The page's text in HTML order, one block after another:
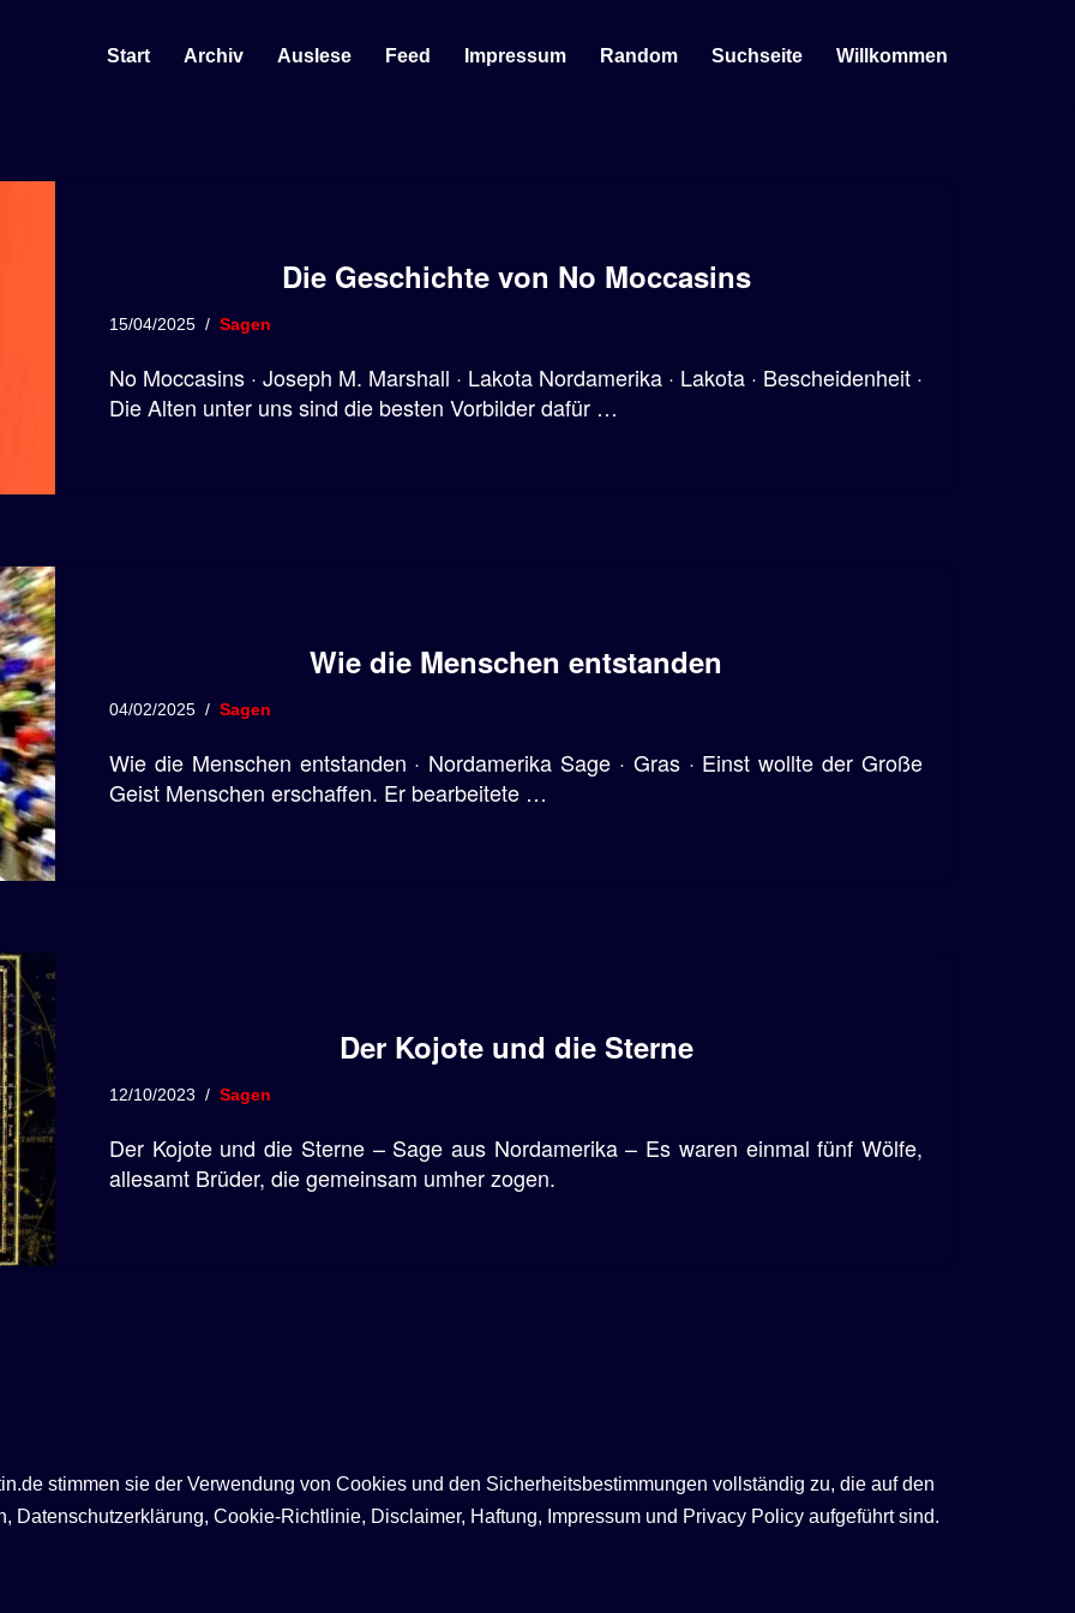
Start Archiv Auslese Feed Impressum Random Suchseite Willkommen
Die Geschichte von No Moccasins
15/04/2025 Sagen
No Moccasins · Joseph M. Marshall · Lakota Nordamerika · Lakota · Bescheidenheit ·
Die Alten unter uns sind die besten Vorbilder dafür …
Wie die Menschen entstanden
04/02/2025 Sagen
Wie die Menschen entstanden · Nordamerika Sage · Gras · Einst wollte der Große
Geist Menschen erschaffen. Er bearbeitete …
Der Kojote und die Sterne
12/10/2023 Sagen
Der Kojote und die Sterne – Sage aus Nordamerika – Es waren einmal fünf Wölfe,
allesamt Brüder, die gemeinsam umher zogen.
stimmen sie der Verwendung von Cookies und den Sicherheitsbestimmungen vollständig zu, die auf den
Datenschutzerklärung, Cookie-Richtlinie, Disclaimer, Haftung, Impressum und Privacy Policy aufgeführt sind.